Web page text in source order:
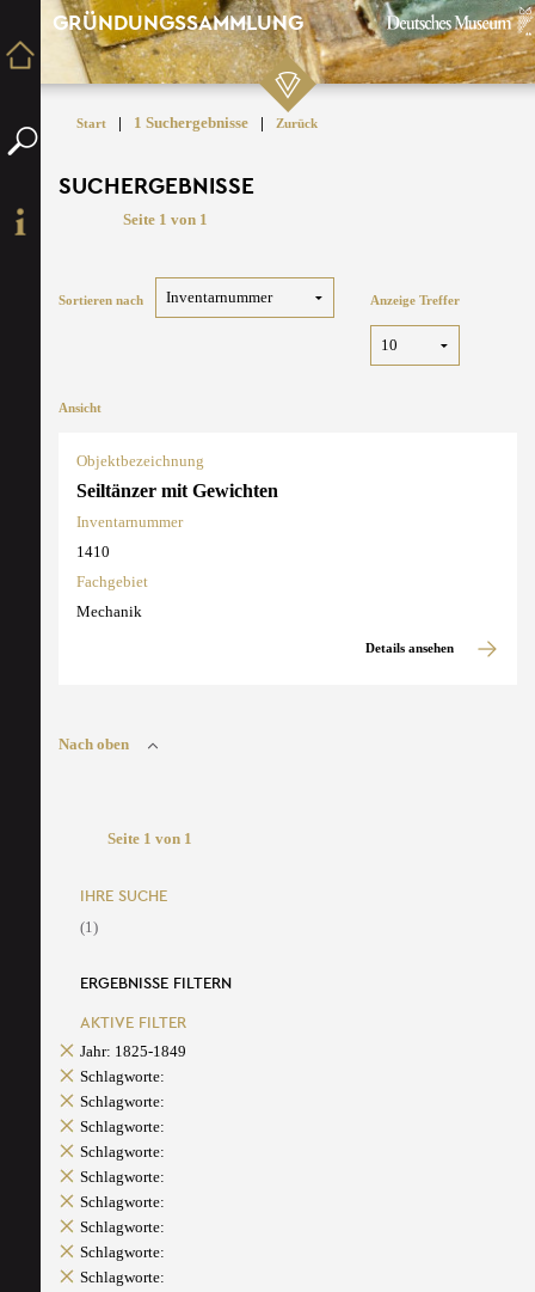
GRÜNDUNGSSAMMLUNG
Start | 1 Suchergebnisse | Zurück
SUCHERGEBNISSE
Seite 1 von 1
Sortieren nach Anzeige Treffer
Ansicht
Objektbezeichnung
Seiltänzer mit Gewichten
Inventarnummer
1410
Fachgebiet
Mechanik
Details ansehen
Nach oben
Seite 1 von 1
IHRE SUCHE
(1)
ERGEBNISSE FILTERN
AKTIVE FILTER
Jahr: 1825-1849
Schlagworte:
Schlagworte:
Schlagworte:
Schlagworte:
Schlagworte:
Schlagworte:
Schlagworte:
Schlagworte:
Schlagworte: